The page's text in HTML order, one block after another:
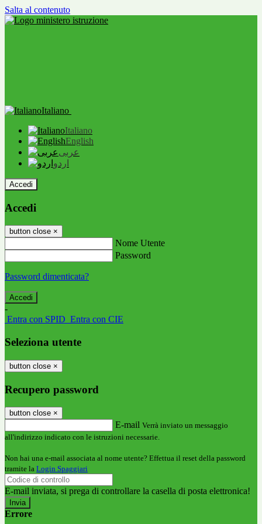
Salta al contenuto
Italiano
Italiano
English
عربى
اردو
Accedi
Accedi
button close ×
Nome Utente
Password
Password dimenticata?
-
Entra con SPID Entra con CIE
Seleziona utente
button close ×
Recupero password
button close ×
E-mail Verrà inviato un messaggio
all'indirizzo indicato con le istruzioni necessarie.
Non hai una e-mail associata al nome utente? Effettua il reset della password
tramite la Login Spaggiari
E-mail inviata, si prega di controllare la casella di posta elettronica!
Errore